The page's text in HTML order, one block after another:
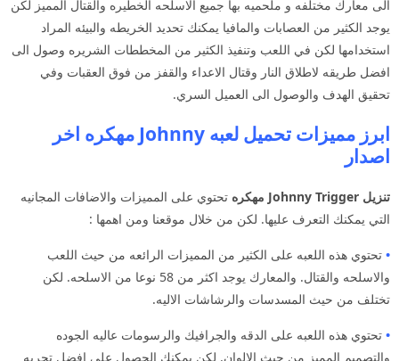
الى معارك مختلفه و ملحميه بها جميع الاسلحه الخطيره والقتال المميز لكن
يوجد الكثير من العصابات والمافيا يمكنك تحديد الخريطه والبيئه المراد
استخدامها لكن في اللعب وتنفيذ الكثير من المخططات الشريره وصول الى
افضل طريقه لاطلاق النار وقتال الاعداء والقفز من فوق العقبات وفي
تحقيق الهدف والوصول الى العميل السري.
ابرز مميزات تحميل لعبه Johnny مهكره اخر
اصدار
تنزيل Johnny Trigger مهكره
تحتوي على المميزات والاضافات المجانيه
التي يمكنك التعرف عليها. لكن من خلال موقعنا ومن اهمها :
• تحتوي هذه اللعبه على الكثير من المميزات الرائعه من حيث اللعب
والاسلحه والقتال. والمعارك يوجد اكثر من 58 نوعا من الاسلحه. لكن
تختلف من حيث المسدسات والرشاشات الاليه.
• تحتوي هذه اللعبه على الدقه والجرافيك والرسومات عاليه الجوده
والتصميم المميز من حيث الالوان. لكن يمكنك الحصول على افضل تجربه